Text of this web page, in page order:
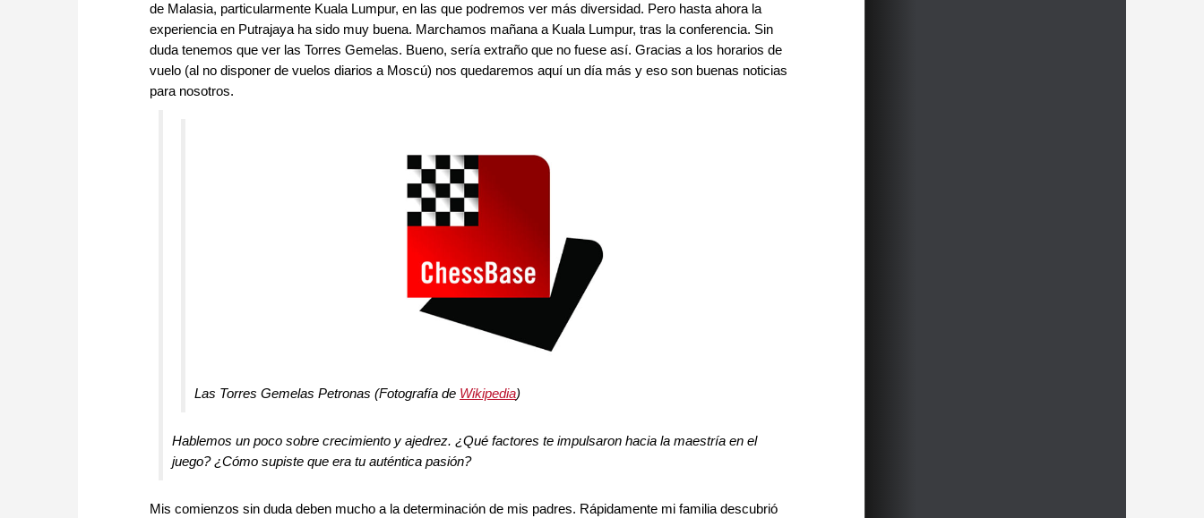
de Malasia, particularmente Kuala Lumpur, en las que podremos ver más diversidad. Pero hasta ahora la
experiencia en Putrajaya ha sido muy buena. Marchamos mañana a Kuala Lumpur, tras la conferencia. Sin
duda tenemos que ver las Torres Gemelas. Bueno, sería extraño que no fuese así. Gracias a los horarios de
vuelo (al no disponer de vuelos diarios a Moscú) nos quedaremos aquí un día más y eso son buenas noticias
para nosotros.
Las Torres Gemelas Petronas (Fotografía de Wikipedia)
Hablemos un poco sobre crecimiento y ajedrez. ¿Qué factores te impulsaron hacia la maestría en el
juego? ¿Cómo supiste que era tu auténtica pasión?
Mis comienzos sin duda deben mucho a la determinación de mis padres. Rápidamente mi familia descubrió